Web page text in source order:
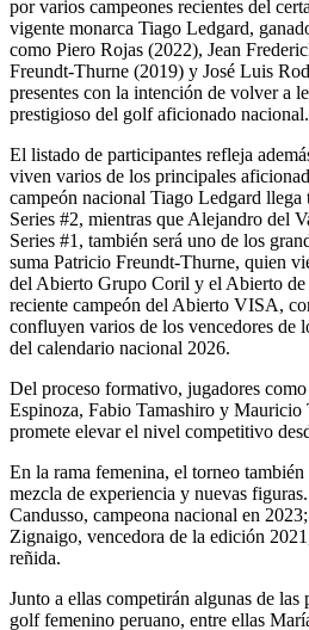
por varios campeones recientes del
vigente monarca Tiago Ledgard,
como Piero Rojas (2022), Jean
Freundt-Thurne (2019) y José Luis
presentes con la intención de volver a
prestigioso del golf aficionado nacional.
El listado de participantes refleja
viven varios de los principales
campeón nacional Tiago Ledgard llega
Series #2, mientras que Alejandro del
Series #1, también será uno de los
suma Patricio Freundt-Thurne, quien
del Abierto Grupo Coril y el Abierto
reciente campeón del Abierto VISA,
confluyen varios de los vencedores de
del calendario nacional 2026.
Del proceso formativo, jugadores
Espinoza, Fabio Tamashiro y
promete elevar el nivel competitivo
En la rama femenina, el torneo también
mezcla de experiencia y nuevas
Candusso, campeona nacional en
Zignaigo, vencedora de la edición
reñida.
Junto a ellas competirán algunas de las
golf femenino peruano, entre ellas